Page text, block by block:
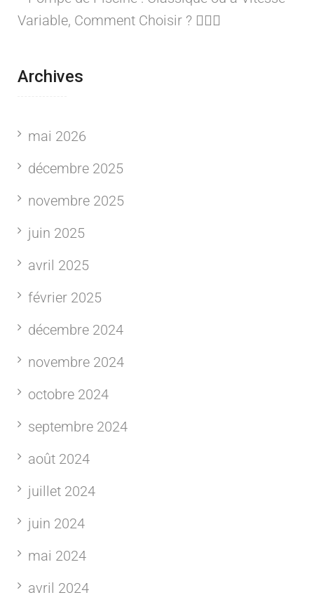
Variable, Comment Choisir ? 🏊‍♂️💦
Archives
mai 2026
décembre 2025
novembre 2025
juin 2025
avril 2025
février 2025
décembre 2024
novembre 2024
octobre 2024
septembre 2024
août 2024
juillet 2024
juin 2024
mai 2024
avril 2024